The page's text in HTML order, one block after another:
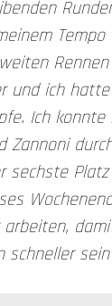
und ich
Ich
Zannoni
sechste
schneller